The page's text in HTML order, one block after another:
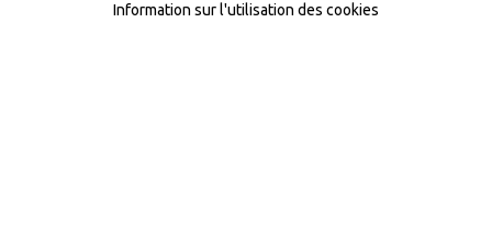
Information sur l'utilisation des cookies